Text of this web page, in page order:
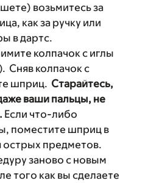
возьмитесь за
как за ручку или
в дартс.
колпачок с иглы
Сняв колпачок с
шприц. Старайтесь,
ваши пальцы, не
Если что-либо
поместите шприц в
острых предметов.
заново с новым
того как вы сделаете